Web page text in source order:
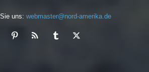
uns: webmaster@nord-amerika.de